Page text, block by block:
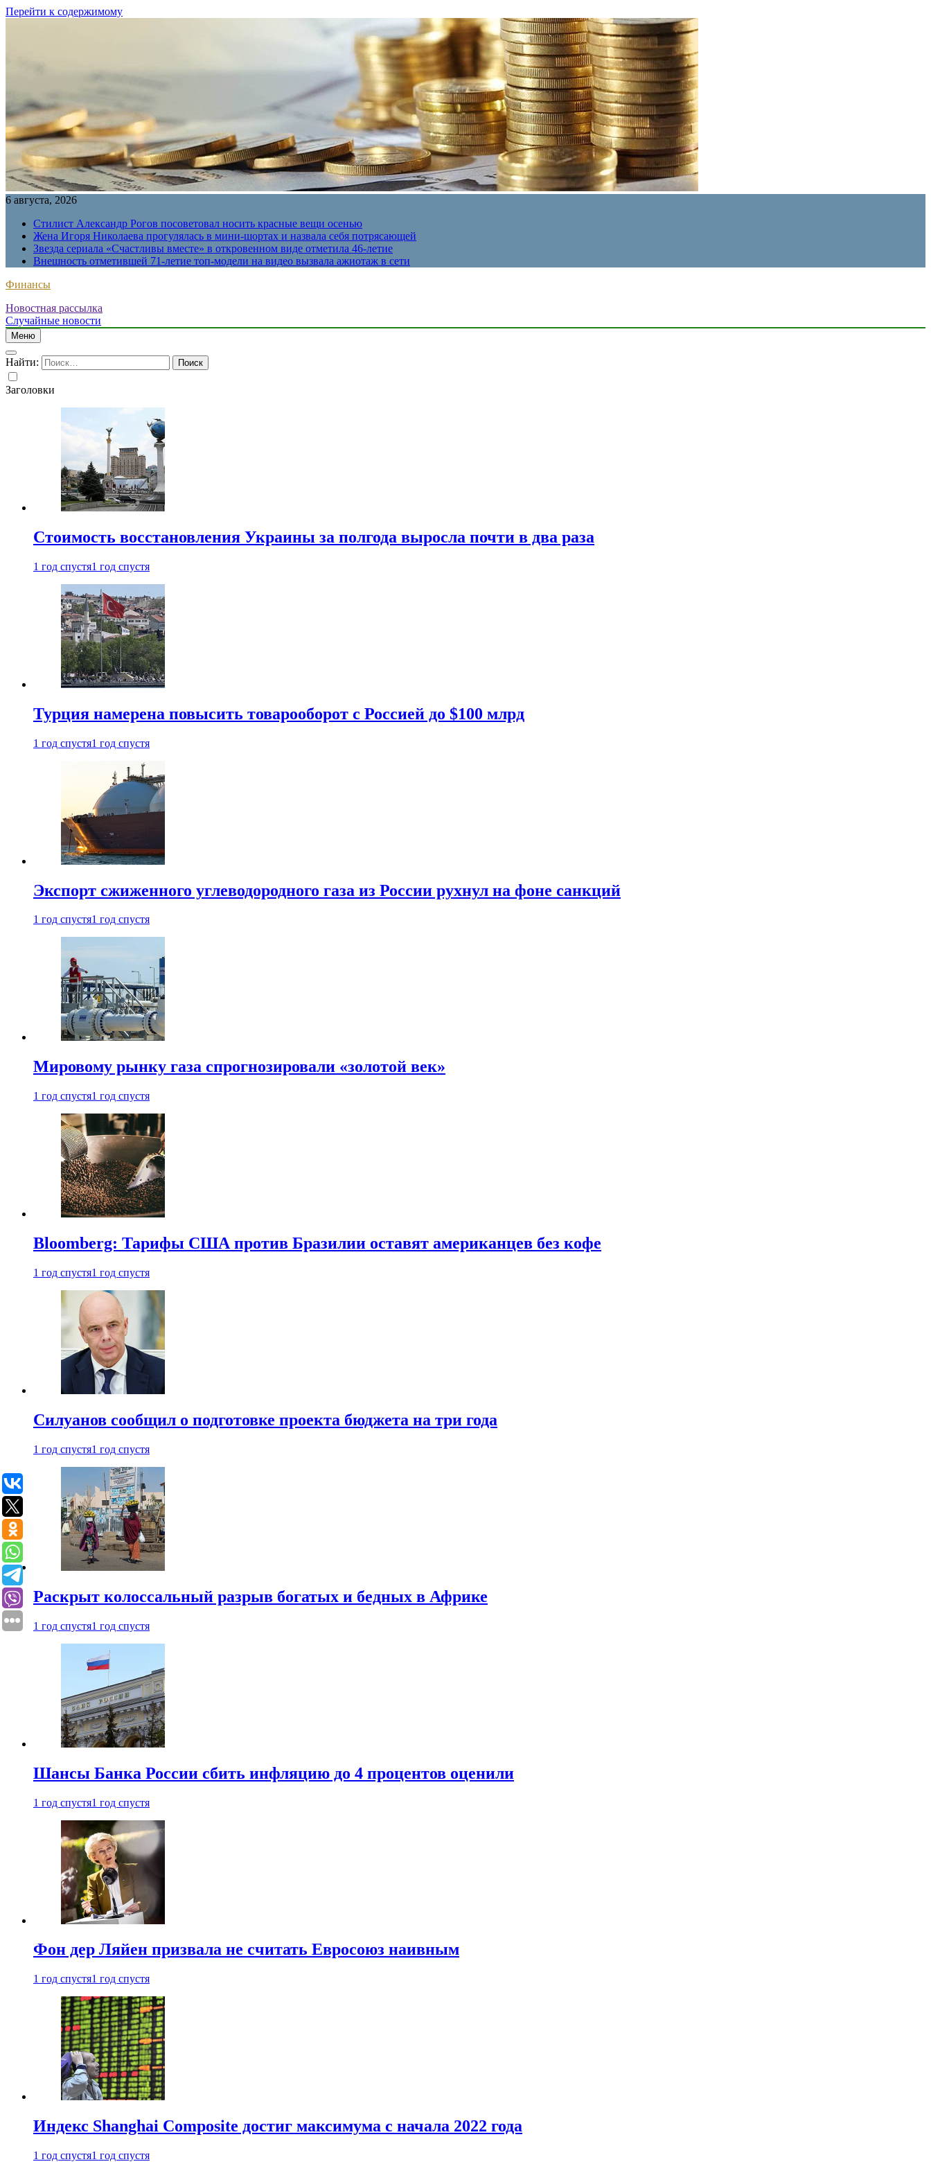
Перейти к содержимому
6 августа, 2026
Стилист Александр Рогов посоветовал носить красные вещи осенью
Жена Игоря Николаева прогулялась в мини-шортах и назвала себя потрясающей
Звезда сериала «Счастливы вместе» в откровенном виде отметила 46-летие
Внешность отметившей 71-летие топ-модели на видео вызвала ажиотаж в сети
Финансы
Новостная рассылка
Случайные новости
Меню
Найти:
Заголовки
Стоимость восстановления Украины за полгода выросла почти в два раза
1 год спустя1 год спустя
Турция намерена повысить товарооборот с Россией до $100 млрд
1 год спустя1 год спустя
Экспорт сжиженного углеводородного газа из России рухнул на фоне санкций
1 год спустя1 год спустя
Мировому рынку газа спрогнозировали «золотой век»
1 год спустя1 год спустя
Bloomberg: Тарифы США против Бразилии оставят американцев без кофе
1 год спустя1 год спустя
Силуанов сообщил о подготовке проекта бюджета на три года
1 год спустя1 год спустя
Раскрыт колоссальный разрыв богатых и бедных в Африке
1 год спустя1 год спустя
Шансы Банка России сбить инфляцию до 4 процентов оценили
1 год спустя1 год спустя
Фон дер Ляйен призвала не считать Евросоюз наивным
1 год спустя1 год спустя
Индекс Shanghai Composite достиг максимума с начала 2022 года
1 год спустя1 год спустя